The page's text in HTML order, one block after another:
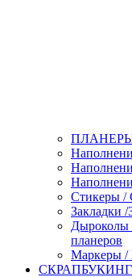
ПЛАНЕРЫ
Стикеры /
Закладки
Дыроколы
планеров
Маркеры /
СКРАПБУКИНГ